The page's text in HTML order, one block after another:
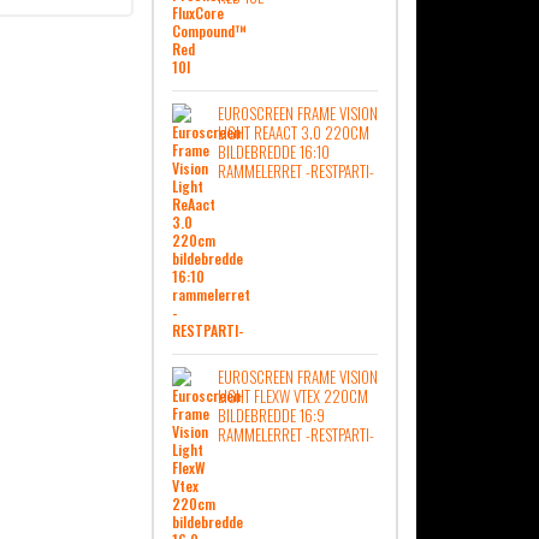
EUROSCREEN FRAME VISION
LIGHT REAACT 3.0 220CM
BILDEBREDDE 16:10
RAMMELERRET -RESTPARTI-
EUROSCREEN FRAME VISION
LIGHT FLEXW VTEX 220CM
BILDEBREDDE 16:9
RAMMELERRET -RESTPARTI-